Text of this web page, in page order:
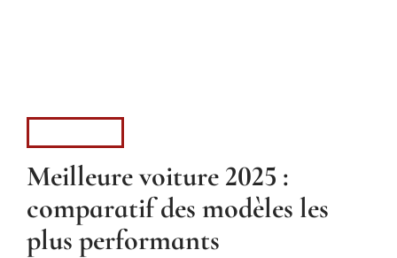
Meilleure voiture 2025 :
comparatif des modèles les
plus performants